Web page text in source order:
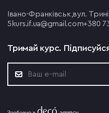
Івано-Франківськ, вул.
5 kurs.if.ua@gmail.com+380
Тримай курс.